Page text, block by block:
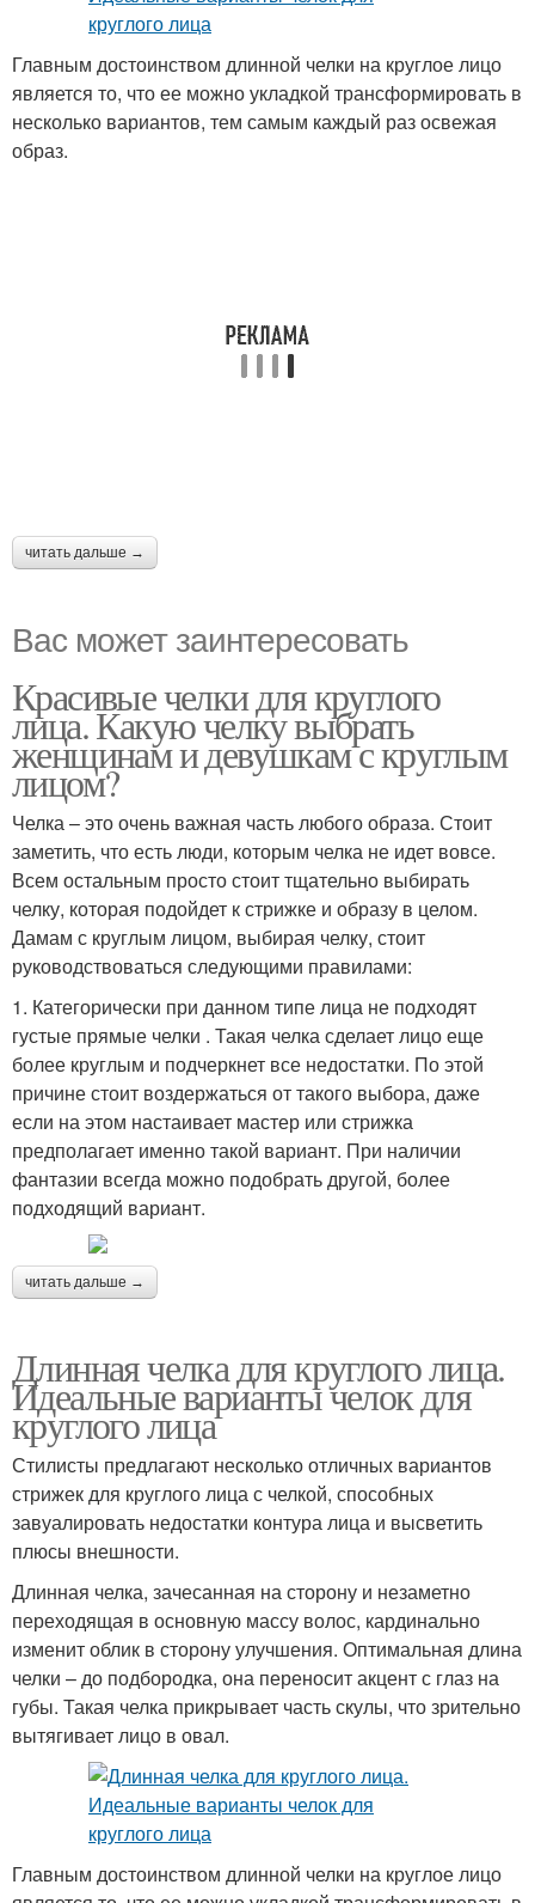
Главным достоинством длинной челки на круглое лицо
является то, что ее можно укладкой трансформировать в
несколько вариантов, тем самым каждый раз освежая
образ.
читать дальше →
Вас может заинтересовать
Красивые челки для круглого
лица. Какую челку выбрать
женщинам и девушкам с круглым
лицом?
Челка – это очень важная часть любого образа. Стоит
заметить, что есть люди, которым челка не идет вовсе.
Всем остальным просто стоит тщательно выбирать
челку, которая подойдет к стрижке и образу в целом.
Дамам с круглым лицом, выбирая челку, стоит
руководствоваться следующими правилами:
1. Категорически при данном типе лица не подходят
густые прямые челки . Такая челка сделает лицо еще
более круглым и подчеркнет все недостатки. По этой
причине стоит воздержаться от такого выбора, даже
если на этом настаивает мастер или стрижка
предполагает именно такой вариант. При наличии
фантазии всегда можно подобрать другой, более
подходящий вариант.
читать дальше →
Длинная челка для круглого лица.
Идеальные варианты челок для
круглого лица
Стилисты предлагают несколько отличных вариантов
стрижек для круглого лица с челкой, способных
завуалировать недостатки контура лица и высветить
плюсы внешности.
Длинная челка, зачесанная на сторону и незаметно
переходящая в основную массу волос, кардинально
изменит облик в сторону улучшения. Оптимальная длина
челки – до подбородка, она переносит акцент с глаз на
губы. Такая челка прикрывает часть скулы, что зрительно
вытягивает лицо в овал.
Главным достоинством длинной челки на круглое лицо